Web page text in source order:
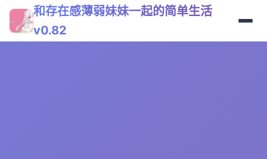
和存在感薄弱妹妹一起的简单生活
v0.82